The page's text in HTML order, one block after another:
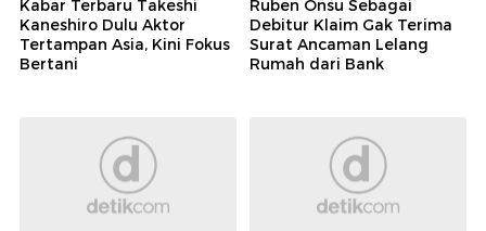
Kabar Terbaru Takeshi
Kaneshiro Dulu Aktor
Tertampan Asia, Kini Fokus
Bertani
Ruben Onsu Sebagai
Debitur Klaim Gak Terima
Surat Ancaman Lelang
Rumah dari Bank